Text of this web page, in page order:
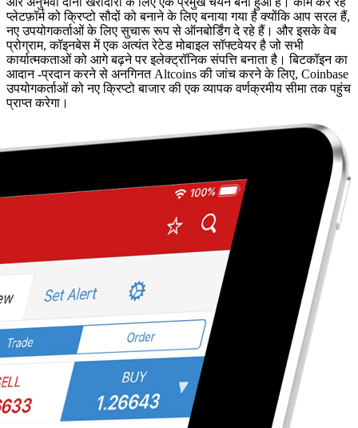
प्लेटफ़ॉर्म को क्रिप्टो सौदों को बनाने के लिए बनाया गया है क्योंकि आप सरल हैं,
नए उपयोगकर्ताओं के लिए सुचारू रूप से ऑनबोर्डिंग दे रहे हैं। और इसके वेब
प्रोग्राम, कॉइनबेस में एक अत्यंत रेटेड मोबाइल सॉफ्टवेयर है जो सभी
कार्यात्मकताओं को आगे बढ़ने पर इलेक्ट्रॉनिक संपत्ति बनाता है। बिटकॉइन का
आदान -प्रदान करने से अनगिनत Altcoins की जांच करने के लिए, Coinbase
उपयोगकर्ताओं को नए क्रिप्टो बाजार की एक व्यापक वर्णक्रमीय सीमा तक पहुंच
प्राप्त करेगा।